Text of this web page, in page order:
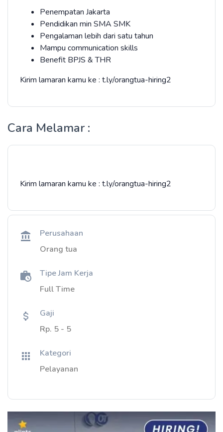
Penempatan Jakarta
Pendidikan min SMA SMK
Pengalaman lebih dari satu tahun
Mampu communication skills
Benefit BPJS & THR
Kirim lamaran kamu ke : t.ly/orangtua-hiring2
Cara Melamar :
Kirim lamaran kamu ke : t.ly/orangtua-hiring2
Perusahaan
Orang tua
Tipe Jam Kerja
Full Time
Gaji
Rp. 5 - 5
Kategori
Pelayanan